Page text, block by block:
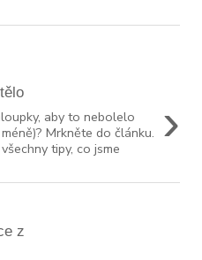
›
aby to nebolelo
Mrkněte do článku.
tipy, co jsme
z